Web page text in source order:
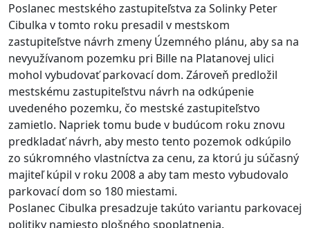
Poslanec mestského zastupiteľstva za Solinky Peter
Cibulka v tomto roku presadil v mestskom
zastupiteľstve návrh zmeny Územného plánu, aby sa na
nevyužívanom pozemku pri Bille na Platanovej ulici
mohol vybudovať parkovací dom. Zároveň predložil
mestskému zastupiteľstvu návrh na odkúpenie
uvedeného pozemku, čo mestské zastupiteľstvo
zamietlo. Napriek tomu bude v budúcom roku znovu
predkladať návrh, aby mesto tento pozemok odkúpilo
zo súkromného vlastníctva za cenu, za ktorú ju súčasný
majiteľ kúpil v roku 2008 a aby tam mesto vybudovalo
parkovací dom so 180 miestami.
Poslanec Cibulka presadzuje takúto variantu parkovacej
politiky namiesto plošného spoplatnenia.